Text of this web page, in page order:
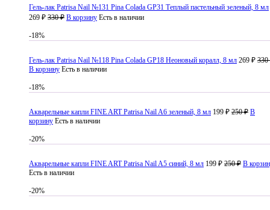
Гель-лак Patrisa Nail №131 Pina Colada GP31 Теплый пастельный зеленый, 8 мл
269 ₽ 330 ₽ В корзину Есть в наличии
-18%
Гель-лак Patrisa Nail №118 Pina Colada GP18 Неоновый коралл, 8 мл 269 ₽ 330
В корзину Есть в наличии
-18%
Акварельные капли FINE ART Patrisa Nail A6 зеленый, 8 мл 199 ₽ 250 ₽ В
корзину Есть в наличии
-20%
Акварельные капли FINE ART Patrisa Nail A5 синий, 8 мл 199 ₽ 250 ₽ В
Есть в наличии
-20%